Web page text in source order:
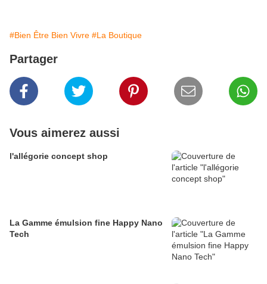
#Bien Être Bien Vivre #La Boutique
Partager
Vous aimerez aussi
l'allégorie concept shop
La Gamme émulsion fine Happy Nano
Tech